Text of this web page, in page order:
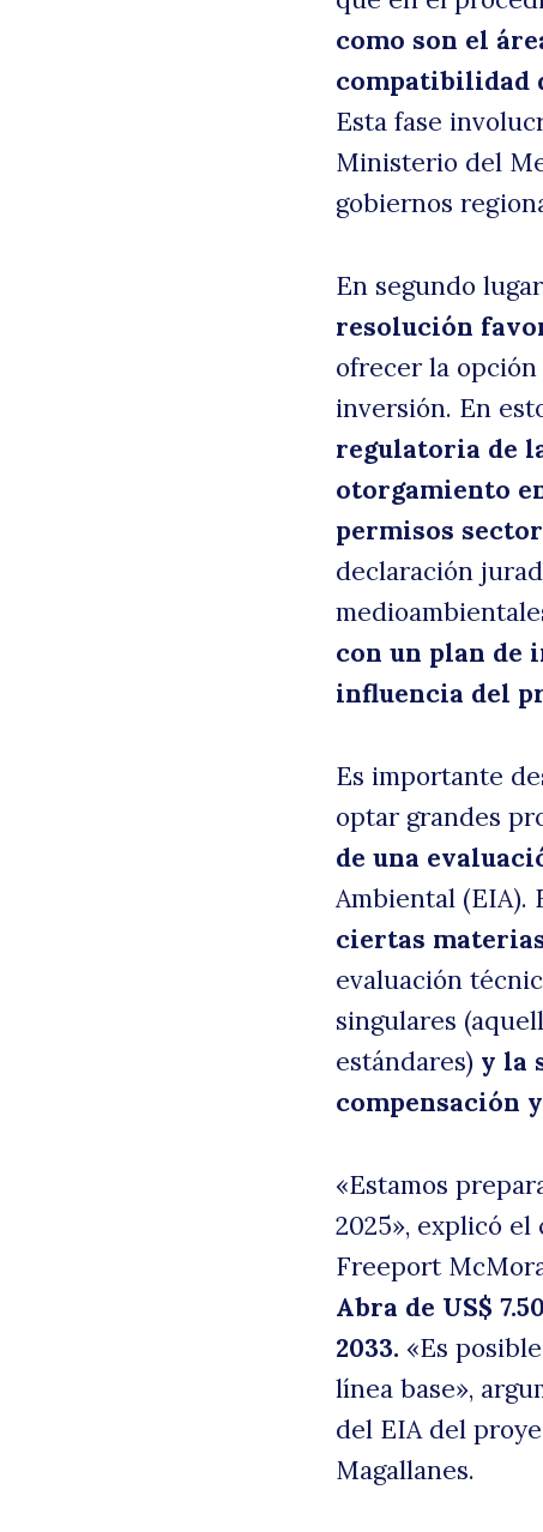
como son el
compatibilidad
Esta fase
Ministerio del
gobiernos
En segundo
resolución
ofrecer la
inversión. En
regulatoria de
otorgamiento
permisos
declaración
con un plan de
influencia del
Es importante
optar grandes
de una
Ambiental (EIA).
ciertas
evaluación
singulares
estándares) y la
compensación
«Estamos
2025», explicó
Freeport
Abra de US$
2033. «Es
línea base»,
del EIA del
Magallanes.